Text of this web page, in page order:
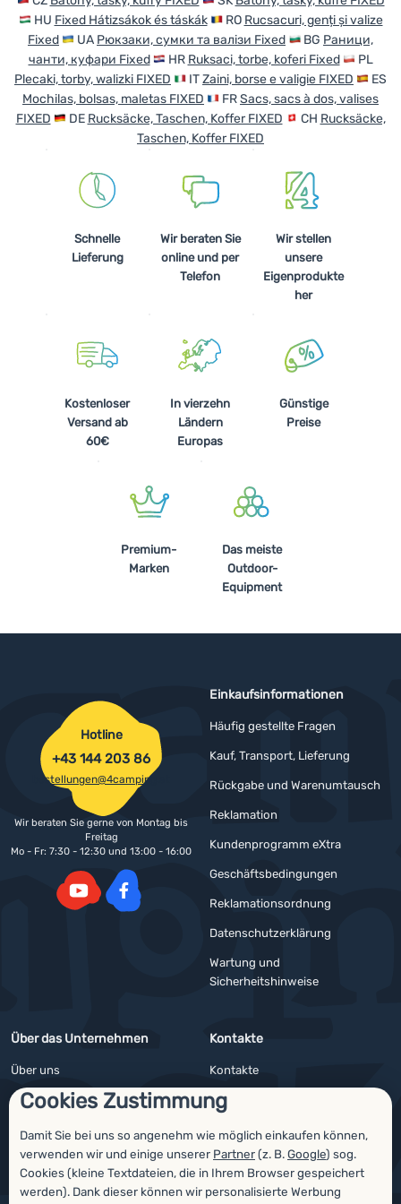
Cookies Zustimmung
Damit Sie bei uns so angenehm wie möglich einkaufen können,
verwenden wir und einige unserer Partner(z. B.Google) sog.
Cookies (kleine Textdateien, die in Ihrem Browser gespeichert
werden). Dank dieser können wir personalisierte Werbung
Anmelden /
Registrieren
HU Fixed Hátizsákok és táskák RO Rucsacuri, genți și valize
Fixed
UA Рюкзаки, сумки та валізи Fixed BG Раници,
чанти, куфари Fixed
HR Ruksaci, torbe, koferi Fixed
PL
Plecaki, torby, walizki FIXED
ITZaini, borse e valigie FIXED
ES
Mochilas, bolsas, maletas FIXED
FRSacs, sacs à dos, valises
FIXED
DE Rucksäcke, Taschen, Koffer FIXED CH Rucksäcke,
Taschen, Koffer FIXED
Schnelle
Lieferung
Wir beraten Sie
online und per
Telefon
Wir stellen
unsere
Eigenprodukte
her
Kostenloser
Versand ab
60€
In vierzehn
Ländern
Europas
Günstige
Preise
Premium-
Marken
Das meiste
Outdoor-
Equipment
Einkaufsinformationen
Häufig gestellte Fragen
Kauf, Transport, Lieferung
Rückgabe und Warenumtausch
Reklamation
Kundenprogramm eXtra
Geschäftsbedingungen
Reklamationsordnung
Datenschutzerklärung
Wartung und
Sicherheitshinweise
Über das Unternehmen
Über uns
Impressum
4camping4nature
Unsere Tester
Kontakte
Kontakte
Angebote für Firmen und Vereine
Newsletter
Hotline
+43 144 203 86
bestellungen@4camping.at
Wir beraten Sie gerne von Montag bis
Freitag
Mo - Fr: 7:30 - 12:30 und 13:00 - 16:00